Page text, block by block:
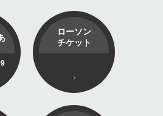
ローソン
チケット